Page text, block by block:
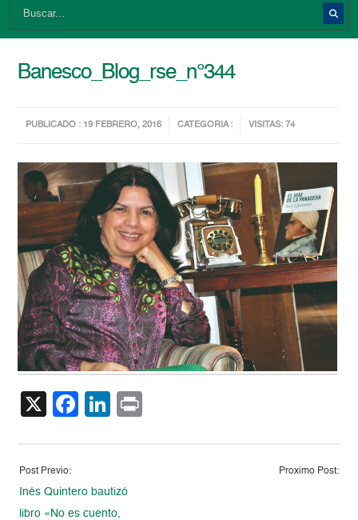
Banesco_Blog_rse_n°344
PUBLICADO : 19 FEBRERO, 2016 CATEGORIA : VISITAS: 74
X Facebook
LinkedIn
Post Previo:
Inés Quintero bautizó
libro «No es cuento,
Proximo Post: